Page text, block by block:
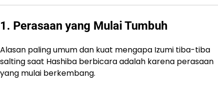
1. Perasaan yang Mulai Tumbuh
Alasan paling umum dan kuat mengapa Izumi tiba-tiba
salting saat Hashiba berbicara adalah karena perasaan
yang mulai berkembang.